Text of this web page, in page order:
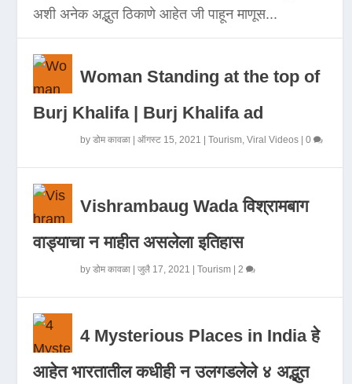
अशी अनेक अद्भुत ठिकाणे आहेत जी पाहून माणूस...
Woman Standing at the top of
Burj Khalifa | Burj Khalifa ad
byडोम कावळा |ऑगस्ट 15, 2021 |Tourism,Viral Videos |0
Vishrambaug Wada विश्रामबाग
वाड्याचा न माहीत असलेला इतिहास
byडोम कावळा |जुलै 17, 2021 |Tourism |2
4 Mysterious Places in India हे
आहेत भारतातील कधीही न उलगडलेले ४ अद्भुत